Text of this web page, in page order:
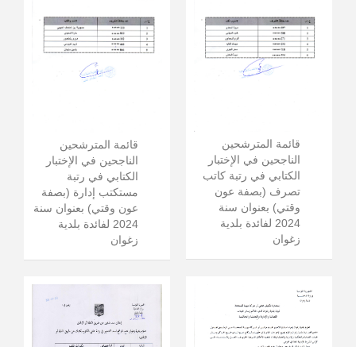
قائمة المترشحين
الناجحين في الإختبار
الكتابي في رتبة
مستكتب إدارة (بصفة
عون وقتي) بعنوان سنة
2024 لفائدة بلدية
زغوان
قائمة المترشحين
الناجحين في الإختبار
الكتابي في رتبة كاتب
تصرف (بصفة عون
وقتي) بعنوان سنة
2024 لفائدة بلدية
زغوان